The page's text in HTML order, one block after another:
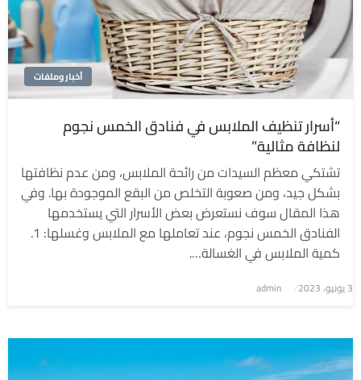
أخبار وملفات
“أسرار تنظيف الملابس في فنادق الخمس نجوم
لنظافة مثالية”
تشتكي معظم السيدات من رائحة الملابس، ومن عدم نظافتها
بشكل جيد، ومن صعوبة التخلص من البقع الموجودة بها. وفي
هذا المقال سوف نستعرض بعض الأسرار التي يستخدمها
الفنادق الخمس نجوم، عند تعاملها مع الملابس وغسلها: 1.
كمية الملابس في الغسالة….
نُشر
في3 يونيو، 2023 admin